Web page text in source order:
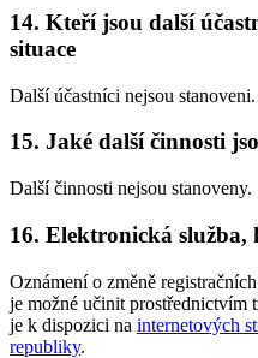
14. Kteří jsou další
situace
Další účastníci nejsou stanoveni.
15. Jaké další činnosti
Další činnosti nejsou stanoveny.
16. Elektronická služba,
Oznámení o změně
je možné učinit prostřednictvím
je k dispozici na internetových
republiky.